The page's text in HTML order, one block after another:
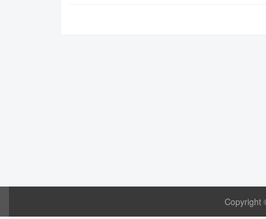
Copyright